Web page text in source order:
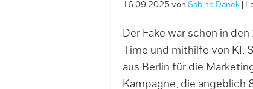
16.09.2025 von Sabine Danek|
Der Fake war schon in
Time und mithilfe von KI.
aus Berlin für die
Kampagne, die angeblich